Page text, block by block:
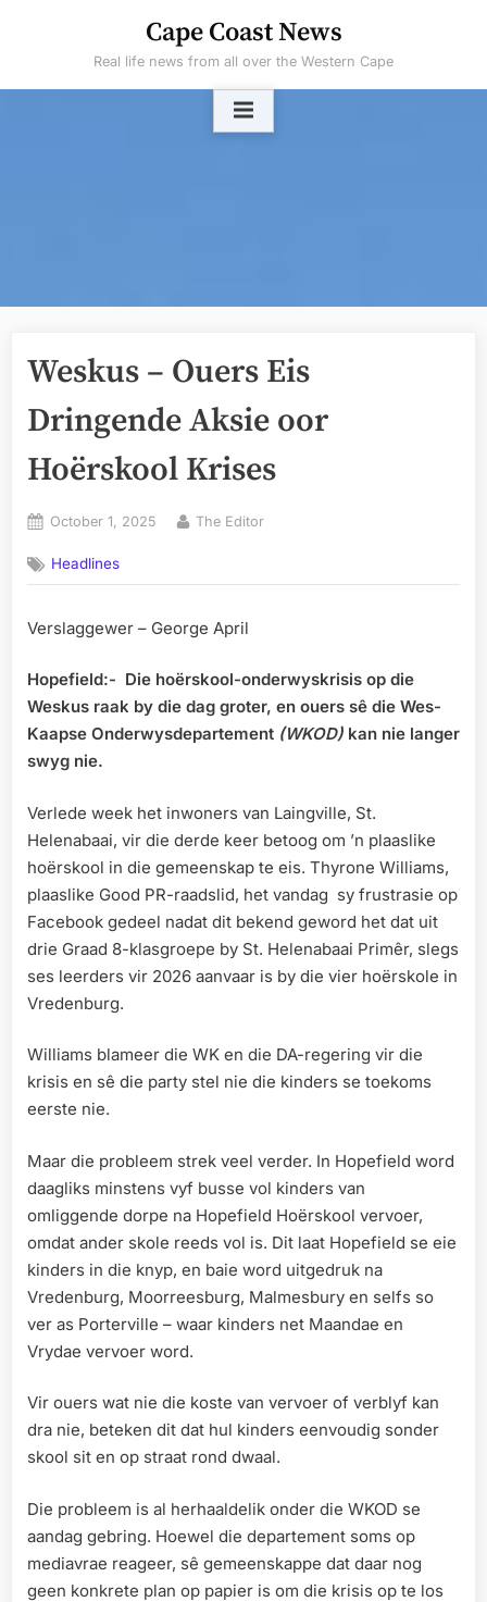
Cape Coast News
Real life news from all over the Western Cape
Weskus – Ouers Eis
Dringende Aksie oor
Hoërskool Krises
Posted
October 1, 2025 By
The Editor
Headlines
Verslaggewer – George April
Hopefield:- Die hoërskool-onderwyskrisis op die
Weskus raak by die dag groter, en ouers sê die Wes-
Kaapse Onderwysdepartement (WKOD) kan nie langer
swyg nie.
Verlede week het inwoners van Laingville, St.
Helenabaai, vir die derde keer betoog om ’n plaaslike
hoërskool in die gemeenskap te eis. Thyrone Williams,
plaaslike Good PR-raadslid, het vandag sy frustrasie op
Facebook gedeel nadat dit bekend geword het dat uit
drie Graad 8-klasgroepe by St. Helenabaai Primêr, slegs
ses leerders vir 2026 aanvaar is by die vier hoërskole in
Vredenburg.
Williams blameer die WK en die DA-regering vir die
krisis en sê die party stel nie die kinders se toekoms
eerste nie.
Maar die probleem strek veel verder. In Hopefield word
daagliks minstens vyf busse vol kinders van
omliggende dorpe na Hopefield Hoërskool vervoer,
omdat ander skole reeds vol is. Dit laat Hopefield se eie
kinders in die knyp, en baie word uitgedruk na
Vredenburg, Moorreesburg, Malmesbury en selfs so
ver as Porterville – waar kinders net Maandae en
Vrydae vervoer word.
Vir ouers wat nie die koste van vervoer of verblyf kan
dra nie, beteken dit dat hul kinders eenvoudig sonder
skool sit en op straat rond dwaal.
Die probleem is al herhaaldelik onder die WKOD se
aandag gebring. Hoewel die departement soms op
mediavrae reageer, sê gemeenskappe dat daar nog
geen konkrete plan op papier is om die krisis op te los